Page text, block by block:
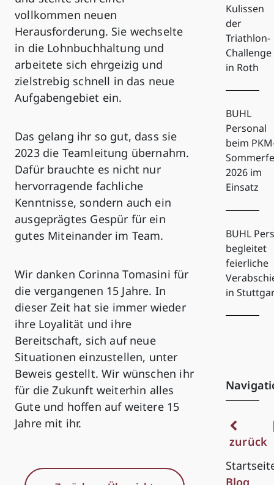
vollkommen neuen
Herausforderung. Sie wechselte
in die Lohnbuchhaltung und
arbeitete sich ehrgeizig und
zielstrebig schnell in das neue
Aufgabengebiet ein.
Das gelang ihr so gut, dass sie
2023 die Teamleitung übernahm.
Dafür brauchte es nicht nur
hervorragende fachliche
Kenntnisse, sondern auch ein
ausgeprägtes Gespür für ein
gutes Miteinander im Team.
Wir danken Corinna Tomasini für
die vergangenen 15 Jahre. In
dieser Zeit hat sie immer wieder
ihre Loyalität und ihre
Bereitschaft, sich auf neue
Situationen einzustellen, unter
Beweis gestellt. Wir wünschen ihr
für die Zukunft weiterhin alles
Gute und hoffen auf weitere 15
Jahre mit ihr.
Kulissen
der
Triathlon-
Challenge
in Roth
BUHL
Personal
beim
2026 im
Einsatz
BUHL
begleitet
feierliche
in
zurück
Blog